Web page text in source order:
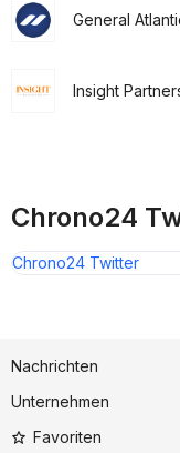
General
Insight
Chrono24
Chrono24 Twitter
Nachrichten
Unternehmen
Favoriten